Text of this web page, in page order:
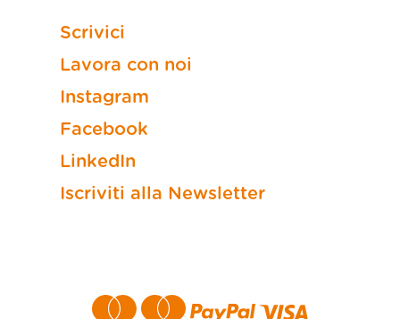
Scrivici
Lavora con noi
Instagram
Facebook
LinkedIn
Iscriviti alla Newsletter
Metodi di pagamento